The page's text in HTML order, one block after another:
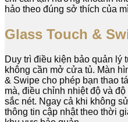
hảo theo đúng sở thích của
Glass Touch &
Duy trì điều kiện bảo quản
không cần mở cửa tủ. Màn
& Swipe cho phép bạn thao
mà, điều chỉnh nhiệt độ và
sắc nét. Ngay cả khi không
thông tin cập nhật theo thời